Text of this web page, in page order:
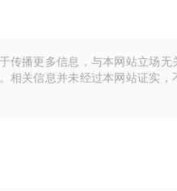
传播更多信息，与本网站立场无
相关信息并未经过本网站证实，